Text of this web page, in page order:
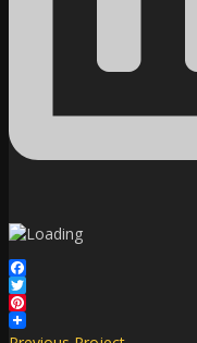
Facebook
Twitter
Pinterest